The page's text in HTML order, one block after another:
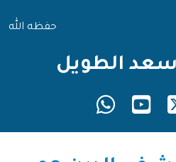
حفظه الله
الطويل